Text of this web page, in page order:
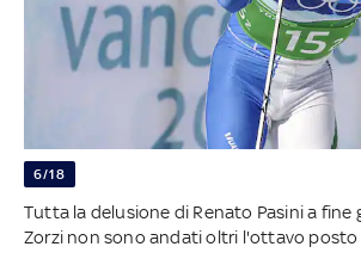
6/18
Tutta la delusione di Renato Pasini a fine
Zorzi non sono andati oltri l'ottavo posto